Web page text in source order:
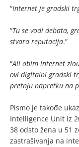
“Internet je gradski
“Tu se vodi debata,
stvara reputacija.”
“Ali obim internet
ovi digitalni gradski
pretnju napretku na
Pismo je takođe
Intelligence Unit iz
38 odsto žena u 51
zastrašivanja na